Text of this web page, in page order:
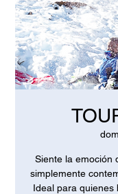
Siente la emoción
simplemente
Ideal para quienes